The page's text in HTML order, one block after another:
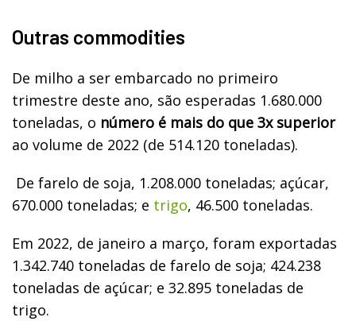
Outras commodities
De milho a ser embarcado no primeiro
trimestre deste ano, são esperadas 1.680.000
toneladas, o número é mais do que 3x superior
ao volume de 2022 (de 514.120 toneladas).
De farelo de soja, 1.208.000 toneladas; açúcar,
670.000 toneladas; e trigo, 46.500 toneladas.
Em 2022, de janeiro a março, foram exportadas
1.342.740 toneladas de farelo de soja; 424.238
toneladas de açúcar; e 32.895 toneladas de
trigo.